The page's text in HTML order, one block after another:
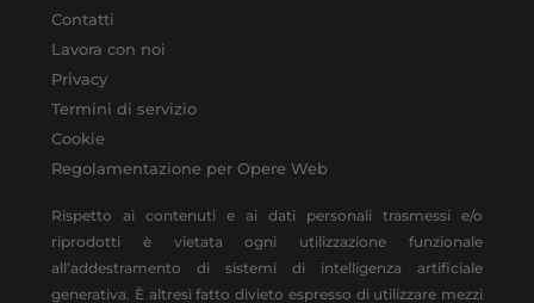
Contatti
Lavora con noi
Privacy
Termini di servizio
Cookie
Regolamentazione per Opere Web
Rispetto ai contenuti e ai dati personali trasmessi e/o
riprodotti è vietata ogni utilizzazione funzionale
all’addestramento di sistemi di intelligenza artificiale
generativa. È altresì fatto divieto espresso di utilizzare mezzi